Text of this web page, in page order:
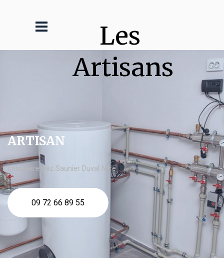
Les
Artisans
ARTISAN
chaudière gaz Saunier Duval Nice
09 72 66 89 55